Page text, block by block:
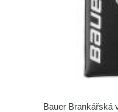
Bauer Brankářská